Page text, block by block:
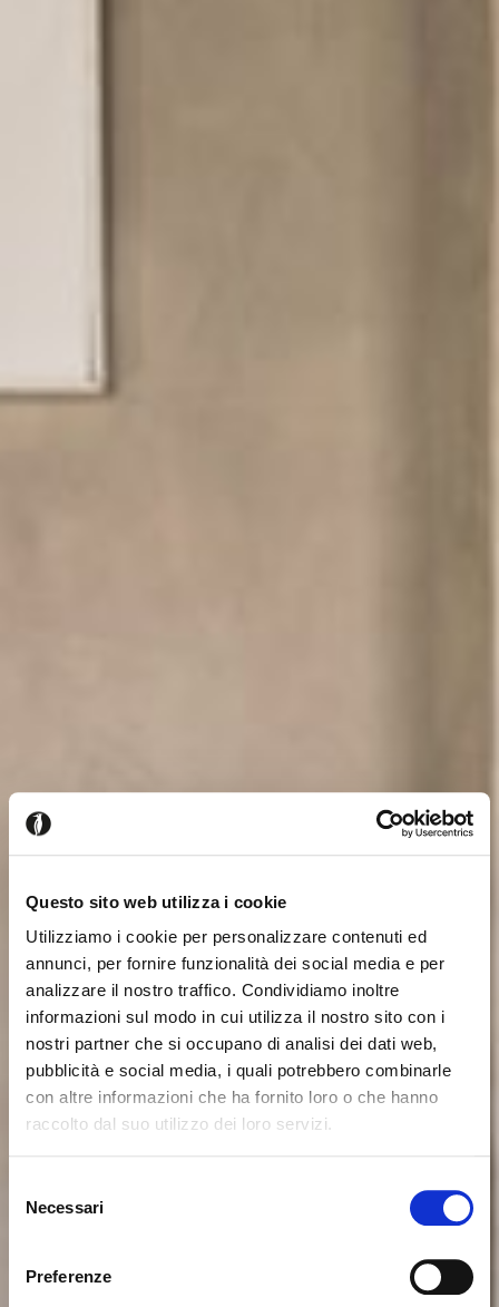
Questo sito web utilizza i cookie
Utilizziamo i cookie per personalizzare contenuti ed
annunci, per fornire funzionalità dei social media e per
analizzare il nostro traffico. Condividiamo inoltre
informazioni sul modo in cui utilizza il nostro sito con i
nostri partner che si occupano di analisi dei dati web,
pubblicità e social media, i quali potrebbero combinarle
con altre informazioni che ha fornito loro o che hanno
raccolto dal suo utilizzo dei loro servizi.
delNecessari
Preferenze
Es scheint, dass Sie aus einem Schliessen
Möchten Sie zur Website in Vereinigte Staaten